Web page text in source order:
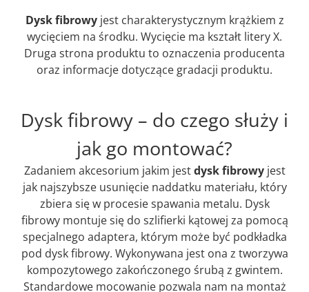
Dysk fibrowyjest charakterystycznym krążkiem z
wycięciem na środku. Wycięcie ma kształt litery X.
Druga strona produktu to oznaczenia producenta
oraz informacje dotyczące gradacji produktu.
Dysk fibrowy – do czego służy i
jak go montować?
Zadaniem akcesorium jakim jestdysk fibrowyjest
jak najszybsze usunięcie naddatku materiału, który
zbiera się w procesie spawania metalu. Dysk
fibrowy montuje się do szlifierki kątowej za pomocą
specjalnego adaptera, którym może być podkładka
pod dysk fibrowy. Wykonywana jest ona z tworzywa
kompozytowego zakończonego śrubą z gwintem.
Standardowe mocowanie pozwala nam na montaż